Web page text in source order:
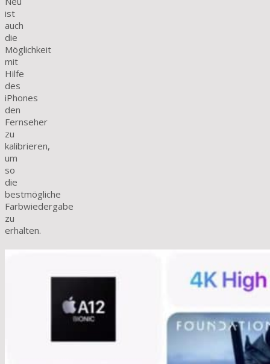
ist
auch
die
Möglichkeit
mit
Hilfe
des
iPhones
den
Fernseher
zu
kalibrieren,
um
so
die
bestmögliche
Farbwiedergabe
zu
erhalten.